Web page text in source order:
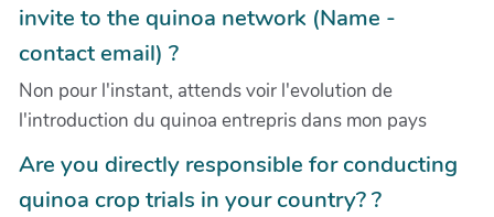
invite to the quinoa network (Name -
contact email) ?
Non pour l'instant, attends voir l'evolution de
l'introduction du quinoa entrepris dans mon pays
Are you directly responsible for conducting
quinoa crop trials in your country? ?